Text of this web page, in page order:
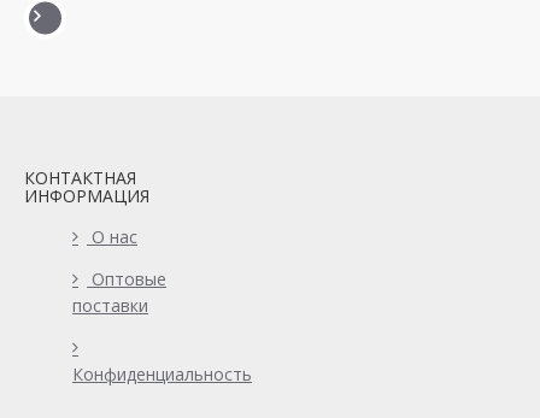
КОНТАКТНАЯ
ИНФОРМАЦИЯ
О нас
Оптовые
поставки
Конфиденциальность